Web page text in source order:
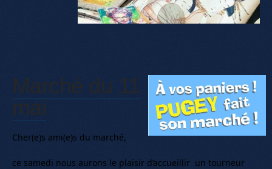
Marché du 11
mai
Cher(e)s ami(e)s du marché,
ce samedi nous aurons le plaisir d’accueillir un tourneur